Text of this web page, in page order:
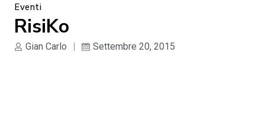
Eventi
RisiKo
Gian Carlo Settembre 20, 2015